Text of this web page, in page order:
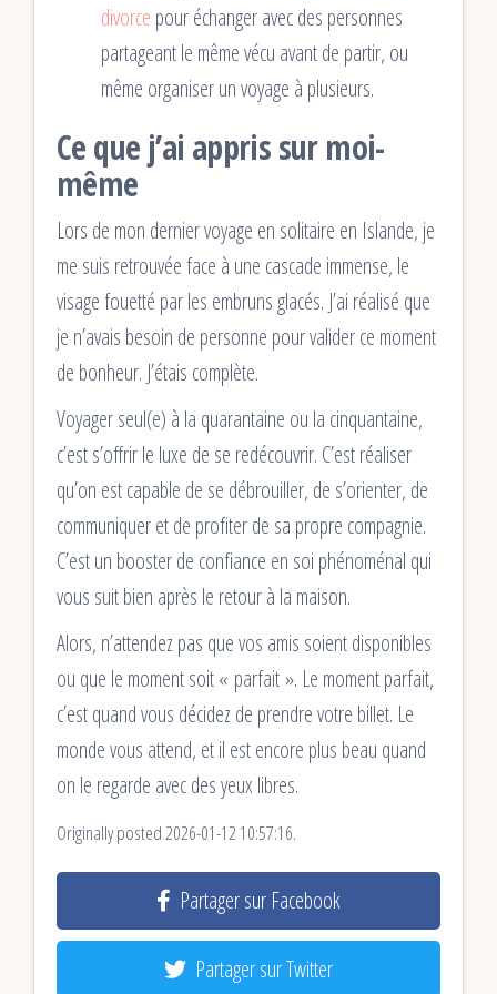
divorce pour échanger avec des personnes
partageant le même vécu avant de partir, ou
même organiser un voyage à plusieurs.
Ce que j’ai appris sur moi-
même
Lors de mon dernier voyage en solitaire en Islande, je
me suis retrouvée face à une cascade immense, le
visage fouetté par les embruns glacés. J’ai réalisé que
je n’avais besoin de personne pour valider ce moment
de bonheur. J’étais complète.
Voyager seul(e) à la quarantaine ou la cinquantaine,
c’est s’offrir le luxe de se redécouvrir. C’est réaliser
qu’on est capable de se débrouiller, de s’orienter, de
communiquer et de profiter de sa propre compagnie.
C’est un booster de confiance en soi phénoménal qui
vous suit bien après le retour à la maison.
Alors, n’attendez pas que vos amis soient disponibles
ou que le moment soit « parfait ». Le moment parfait,
c’est quand vous décidez de prendre votre billet. Le
monde vous attend, et il est encore plus beau quand
on le regarde avec des yeux libres.
Originally posted 2026-01-12 10:57:16.
Partager sur Facebook
Partager sur Twitter